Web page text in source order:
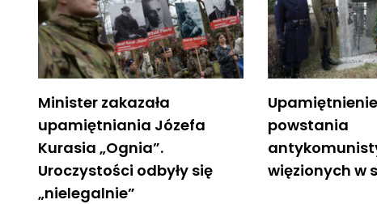
Minister zakazała
upamiętniania Józefa
Kurasia „Ognia”.
Uroczystości odbyły się
„nielegalnie”
powstania
więzionych w